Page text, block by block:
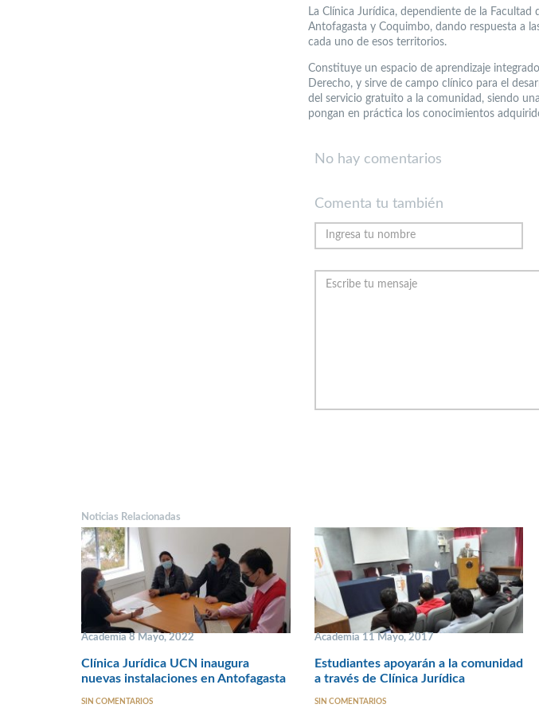
La Clínica Jurídica, dependiente de la
Antofagasta y Coquimbo, dando respuesta a
cada uno de esos territorios.
Constituye un espacio de aprendizaje
Derecho, y sirve de campo clínico para el
del servicio gratuito a la comunidad, siendo
pongan en práctica los conocimientos
No hay comentarios
Comenta tu también
Noticias Relacionadas
Academia 8 Mayo, 2022
Clínica Jurídica UCN inaugura
nuevas instalaciones en Antofagasta
SIN COMENTARIOS
Academia 11 Mayo, 2017
Estudiantes apoyarán a la comunidad
a través de Clínica Jurídica
SIN COMENTARIOS